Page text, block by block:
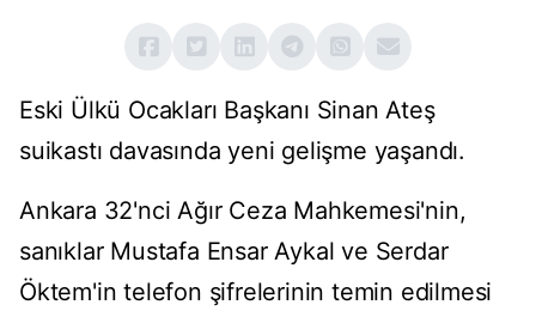
Eski Ülkü Ocakları Başkanı Sinan Ateş
suikastı davasında yeni gelişme yaşandı.
Ankara 32'nci Ağır Ceza Mahkemesi'nin,
sanıklar Mustafa Ensar Aykal ve Serdar
Öktem'in telefon şifrelerinin temin edilmesi